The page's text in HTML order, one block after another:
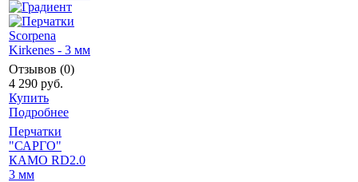
Отзывов (0)
4 290 руб.
Купить
Подробнее
Перчатки
"САРГО"
КАМО RD2.0
3 мм